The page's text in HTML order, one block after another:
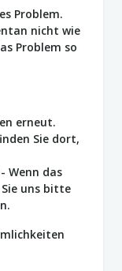
Problem.
nicht wie
Problem so
erneut.
Sie dort,
- Wenn das
uns bitte